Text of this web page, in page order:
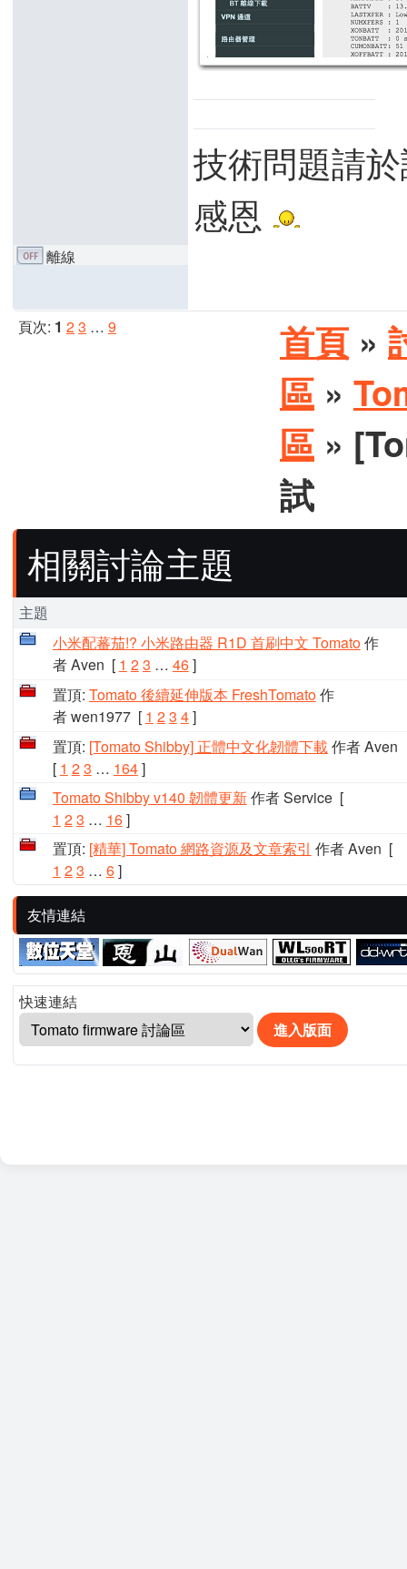
技術問題請
感恩
離線
頁次: 1 23 … 9 首頁 »
區 »
區 »
試
相關討論主題
主題
小米配蕃茄!? 小米路由器 R1D 首刷中文 Tomato作
者 Aven [ 1 23 … 46]
置頂: Tomato 後續延伸版本 FreshTomato作
者 wen1977[ 1 23 4]
置頂: [Tomato Shibby] 正體中文化韌體下載作者 Aven
[ 1 23 … 164]
Tomato Shibby v140 韌體更新作者 Service[
1 23 … 16]
置頂: [精華] Tomato 網路資源及文章索引 作者 Aven [
1 23 … 6]
友情連結
快速連結